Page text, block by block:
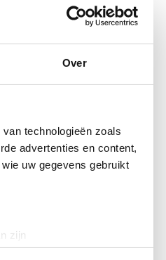
Over
technologieën zoals
advertenties en content,
uw gegevens gebruikt
zijn